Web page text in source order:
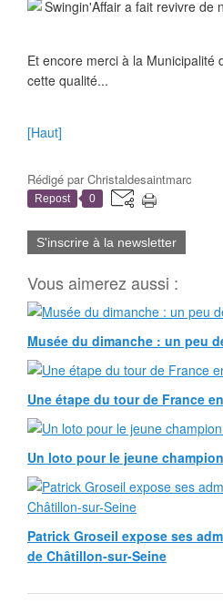
Et encore merci à la Municipalité
cette qualité...
[Haut]
Rédigé parChristaldesaintmarc
Repost 0
S'inscrire à la newsletter
Vous aimerez aussi :
Musée du dimanche : un peu
Une étape du tour de France
Un loto pour le jeune
Patrick Groseil expose ses
de Châtillon-sur-Seine